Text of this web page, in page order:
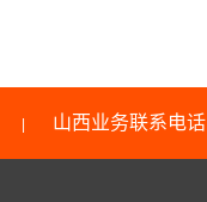
| 山西业务联系电话